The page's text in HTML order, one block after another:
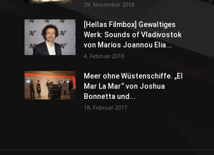
29. November 2018
[Hellas Filmbox] Gewaltiges
Werk: Sounds of Vladivostok
von Marios Joannou Elia...
4. Februar 2018
Meer ohne Wüstenschiffe. „El
Mar La Mar“ von Joshua
Bonnetta und...
18. Februar 2017